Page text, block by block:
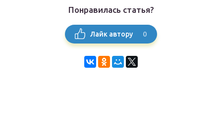
Понравилась статья?
Лайк автору 0